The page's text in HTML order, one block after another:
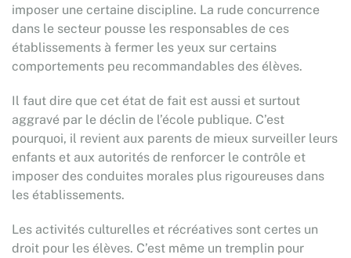
imposer une certaine discipline. La rude concurrence
dans le secteur pousse les responsables de ces
établissements à fermer les yeux sur certains
comportements peu recommandables des élèves.
Il faut dire que cet état de fait est aussi et surtout
aggravé par le déclin de l’école publique. C’est
pourquoi, il revient aux parents de mieux surveiller leurs
enfants et aux autorités de renforcer le contrôle et
imposer des conduites morales plus rigoureuses dans
les établissements.
Les activités culturelles et récréatives sont certes un
droit pour les élèves. C’est même un tremplin pour